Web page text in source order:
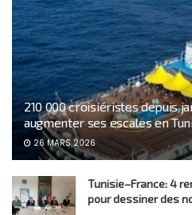
210 000 croisiéristes depuis
augmenter ses escales en
26 MARS 2026
Tunisie–France: 4
pour dessiner des